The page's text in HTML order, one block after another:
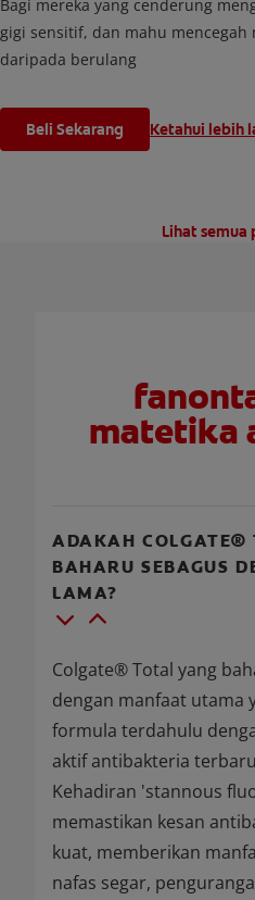
Bagi mereka yang cenderung
gigi sensitif, dan mahu
daripada berulang
Beli Sekarang Ketahui lebih
Lihat semua
matetika
ADAKAH COLGATE®
BAHARU SEBAGUS
LAMA?
Colgate® Total yang
dengan manfaat utama
formula terdahulu
aktif antibakteria
Kehadiran 'stannous
memastikan kesan
kuat, memberikan
nafas segar,